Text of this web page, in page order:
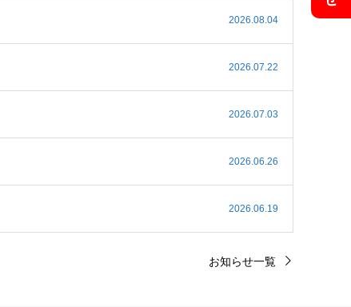
2026.08.04
2026.07.22
2026.07.03
2026.06.26
2026.06.19
お知らせ一覧